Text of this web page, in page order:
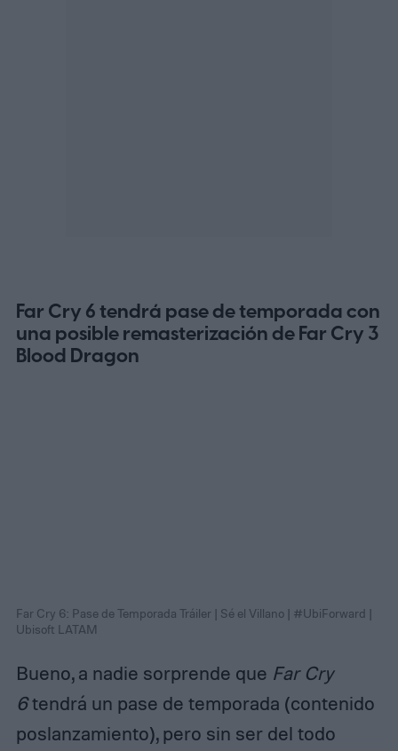
Far Cry 6 tendrá pase de temporada con
una posible remasterización de Far Cry 3
Blood Dragon
Far Cry 6: Pase de Temporada Tráiler | Sé el Villano | #UbiForward |
Ubisoft LATAM
Bueno, a nadie sorprende que Far Cry
6tendrá un pase de temporada (contenido
poslanzamiento), pero sin ser del todo